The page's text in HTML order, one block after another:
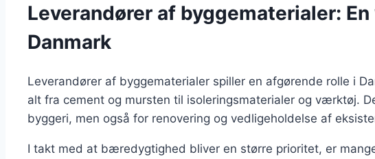
Leverandører af byggematerialer:
Danmark
Leverandører af byggematerialer spiller en afgørende rolle i
alt fra cement og mursten til isoleringsmaterialer og værktøj.
byggeri, men også for renovering og vedligeholdelse af
I takt med at bæredygtighed bliver en større prioritet, er